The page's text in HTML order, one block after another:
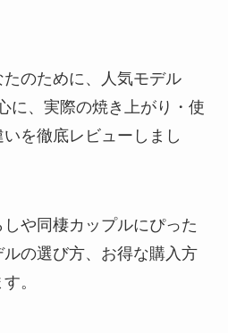
のために、人気モデル
に、実際の焼き上がり・使
を徹底レビューしまし
や同棲カップルにぴった
の選び方、お得な購入方
。